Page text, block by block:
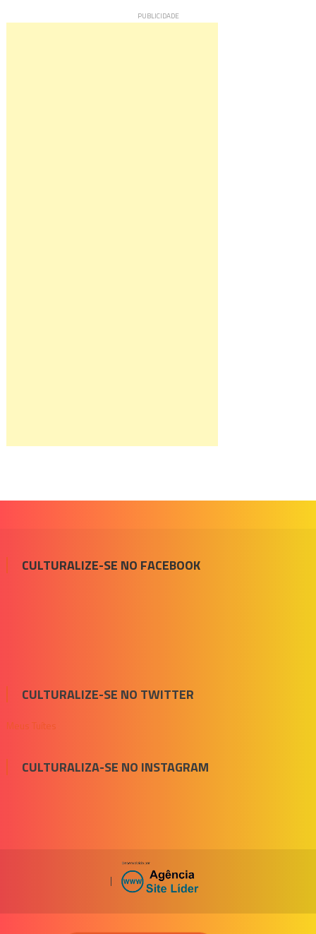
CULTURALIZE-SE NO FACEBOOK
CULTURALIZE-SE NO TWITTER
Meus Tuítes
CULTURALIZA-SE NO INSTAGRAM
|